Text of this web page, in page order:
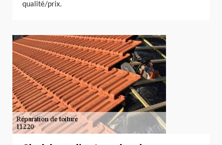
qualité/prix.